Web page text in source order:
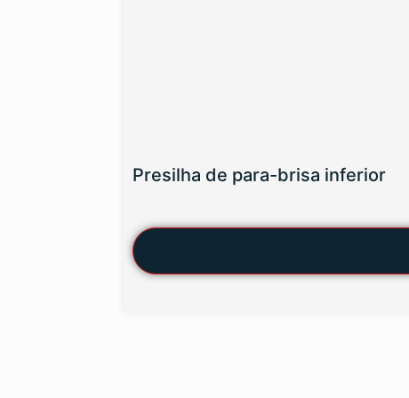
Presilha de para-brisa inferior